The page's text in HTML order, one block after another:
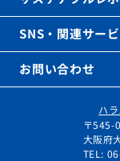
〒545-
大阪府
TEL:
ハ
SNS・関連サー
お問い合わせ